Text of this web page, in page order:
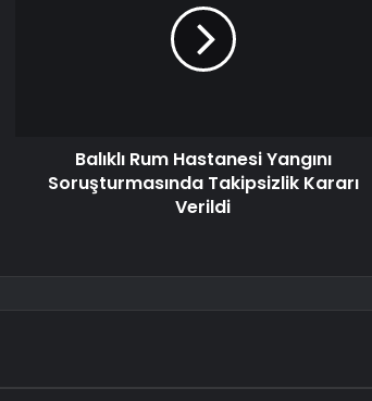
Balıklı Rum Hastanesi Yangını
Soruşturmasında Takipsizlik Kararı
Verildi